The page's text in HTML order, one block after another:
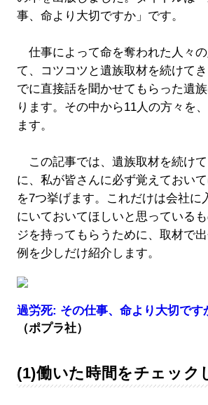
事、命より大切ですか」です。
仕事によって命を奪われた人々の
て、コツコツと遺族取材を続けて
でに直接話を聞かせてもらった遺
ります。その中から11人の方々を
ます。
この記事では、遺族取材を続け
に、私が皆さんに必ず覚えておい
を7つ挙げます。これだけは会社に
にいておいてほしいと思っている
ジを持ってもらうために、取材で
例を少しだけ紹介します。
過労死: その仕事、命より大切です
（ポプラ社）
(1)働いた時間をチェック